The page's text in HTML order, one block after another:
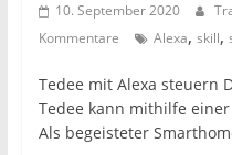
10. September 2020
Kommentare
Alexa, skill,
Tedee mit Alexa steuern
Tedee kann mithilfe einer
Als begeisteter